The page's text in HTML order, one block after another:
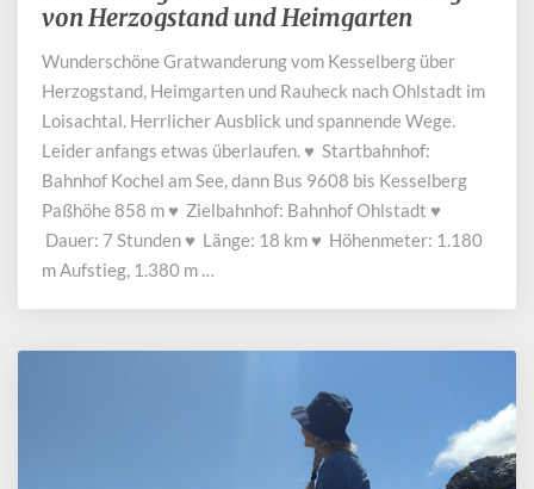
ohne
Überschreitung
von
Herzogstand
und
Heimgarten
von Herzogstand und Heimgarten
Wunderschöne Gratwanderung vom Kesselberg über
Herzogstand, Heimgarten und Rauheck nach Ohlstadt im
Loisachtal. Herrlicher Ausblick und spannende Wege.
Leider anfangs etwas überlaufen. ♥ Startbahnhof:
Bahnhof Kochel am See, dann Bus 9608 bis Kesselberg
Paßhöhe 858 m ♥ Zielbahnhof: Bahnhof Ohlstadt ♥
Dauer: 7 Stunden ♥ Länge: 18 km ♥ Höhenmeter: 1.180
m Aufstieg, 1.380 m …